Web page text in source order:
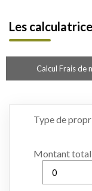
Les
Calcul Frais de